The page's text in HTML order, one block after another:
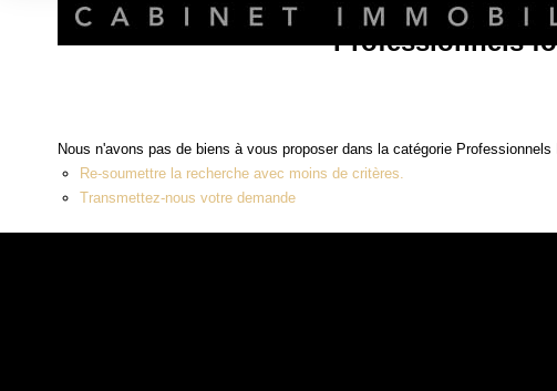
Professionnels
Nous n'avons pas de biens à vous proposer dans la catégorie
Re-soumettre la recherche avec moins de critères.
Transmettez-nous votre demande